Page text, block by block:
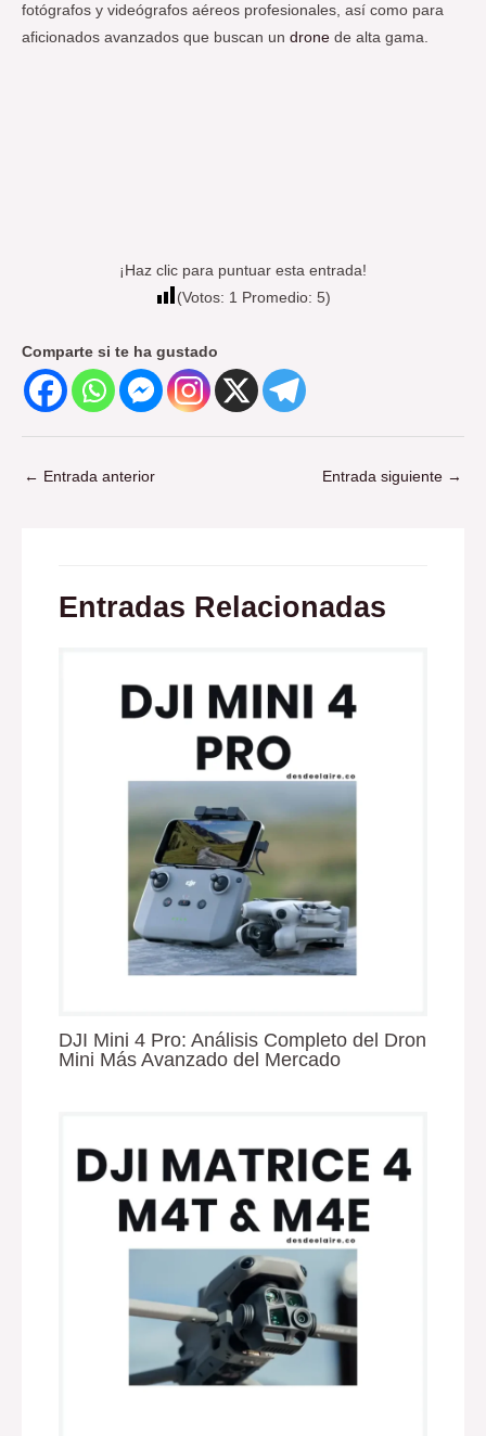
fotógrafos y videógrafos aéreos profesionales, así como para
aficionados avanzados que buscan un drone de alta gama.
¡Haz clic para puntuar esta entrada!
(Votos: 1 Promedio: 5)
Comparte si te ha gustado
← Entrada anterior Entrada siguiente →
Entradas Relacionadas
DJI Mini 4 Pro: Análisis Completo del Dron
Mini Más Avanzado del Mercado